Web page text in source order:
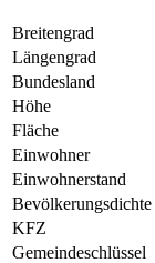
Breitengrad
Längengrad
Bundesland
Höhe
Fläche
Einwohner
Einwohnerstand
Bevölkerungsdichte
KFZ
Gemeindeschlüssel